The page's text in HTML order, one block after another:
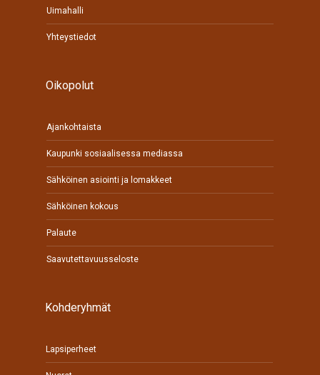
Uimahalli
Yhteystiedot
Oikopolut
Ajankohtaista
Kaupunki sosiaalisessa mediassa
Sähköinen asiointi ja lomakkeet
Sähköinen kokous
Palaute
Saavutettavuusseloste
Kohderyhmät
Lapsiperheet